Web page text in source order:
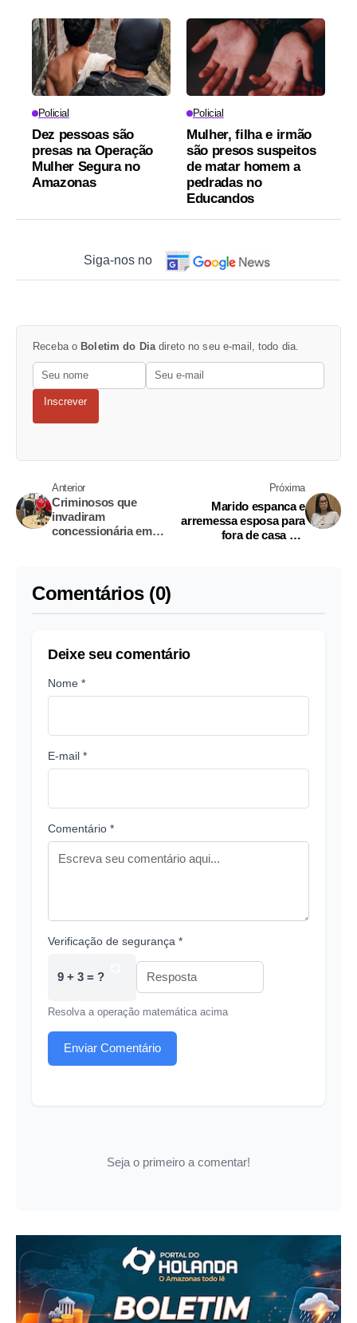
Policial
Dez pessoas são
presas na Operação
Mulher Segura no
Amazonas
Policial
Mulher, filha e irmão
são presos suspeitos
de matar homem a
pedradas no
Educandos
Siga-nos no
Receba o Boletim do Diadireto no seu e-mail, todo dia.
Inscrever
Anterior
Criminosos que
invadiram
concessionária em
Próxima
Marido espanca e
arremessa esposa para
fora de casa em
Comentários (0)
Deixe seu comentário
Nome *
E-mail *
Comentário *
Verificação de segurança *
9 + 3 = ?
Resolva a operação matemática acima
Enviar Comentário
Seja o primeiro a comentar!